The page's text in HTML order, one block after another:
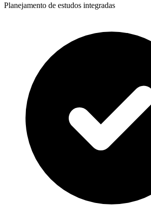
Planejamento de estudos integradas